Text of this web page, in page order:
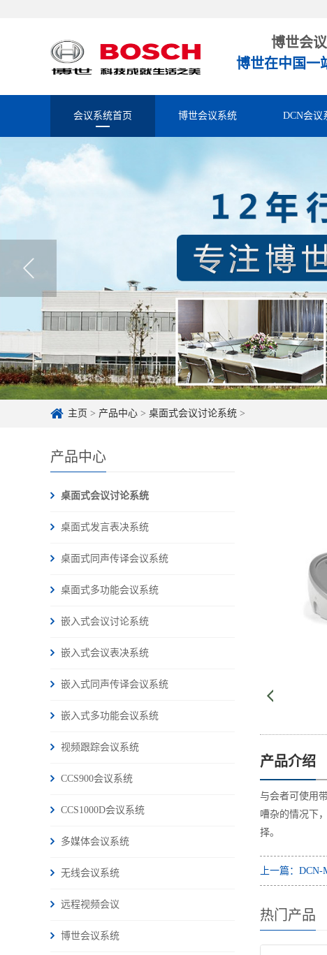
博世会
博世在中国一
会议系统首页 博世会议系统 DCN会议
主页 > 产品中心 > 桌面式会议讨论系统 >
产品中心
桌面式会议讨论系统
桌面式发言表决系统
桌面式同声传译会议系统
桌面式多功能会议系统
嵌入式会议讨论系统
嵌入式会议表决系统
嵌入式同声传译会议系统
嵌入式多功能会议系统
视频跟踪会议系统
CCS900会议系统
CCS1000D会议系统
多媒体会议系统
无线会议系统
远程视频会议
博世会议系统
产品介绍
与会者可使用
嘈杂的情况下
择。
上一篇：
热门产品